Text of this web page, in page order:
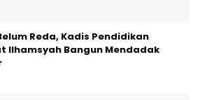
Reda, Kadis Pendidikan
Ilhamsyah Bangun Mendadak